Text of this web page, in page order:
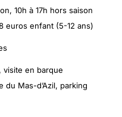
10h à 17h hors saison
euros enfant (5-12 ans)
visite en barque
du Mas-d’Azil, parking